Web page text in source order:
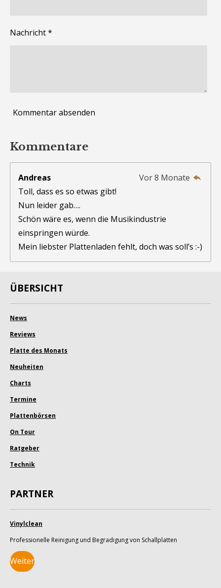
Nachricht *
Kommentar absenden
Kommentare
Andreas
Vor 8 Monate
Toll, dass es so etwas gibt!
Nun leider gab….
Schön wäre es, wenn die Musikindustrie
einspringen würde.
Mein liebster Plattenladen fehlt, doch was soll’s :-)
ÜBERSICHT
News
Reviews
Platte des Monats
Neuheiten
Charts
Termine
Plattenbörsen
On Tour
Ratgeber
Technik
PARTNER
Vinylclean
Professionelle Reinigung und Begradigung von Schallplatten
Weiter